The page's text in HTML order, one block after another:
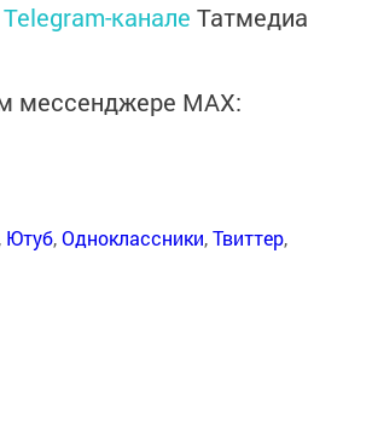
Telegram-канале Татмедиа
мессенджере MАХ:
, Ютуб,Одноклассники,Твиттер,